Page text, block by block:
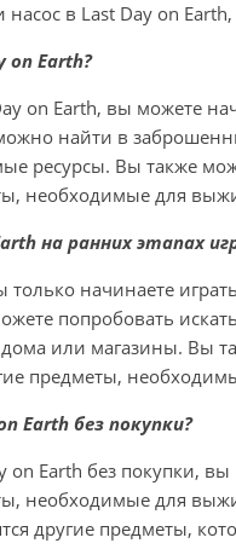
в Last Day on
on Earth?
on Earth, вы можете
найти в
ресурсы. Вы также
необходимые для
на ранних этапах
только начинаете
попробовать
или магазины. Вы
предметы,
Earth без покупки?
Earth без покупки,
необходимые для
другие предметы,